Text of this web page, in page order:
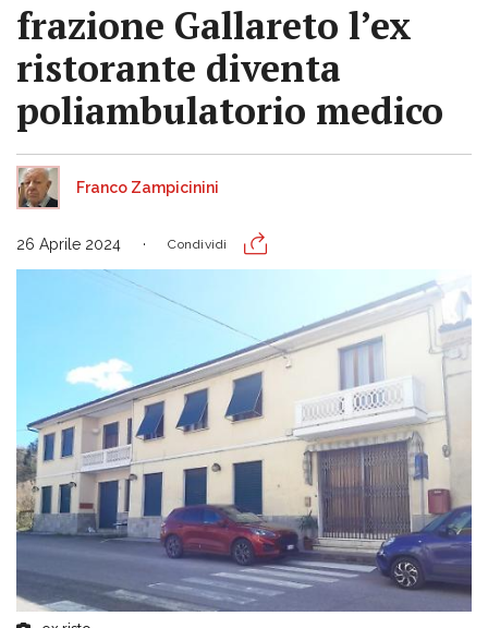
frazione Gallareto l’ex
ristorante diventa
poliambulatorio medico
Franco Zampicinini
26 Aprile 2024 Condividi